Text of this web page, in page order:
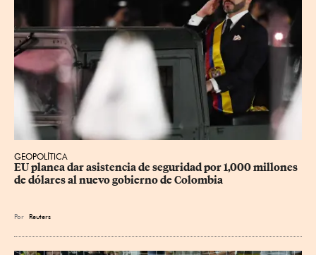
GEOPOLÍTICA
EU planea dar asistencia de seguridad por 1,000 millones
de dólares al nuevo gobierno de Colombia
Por Reuters